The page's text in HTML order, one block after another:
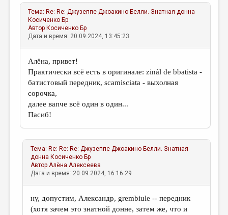
Тема: Re: Re: Джузеппе Джоакино Белли. Знатная донна
Косиченко Бр
Автор Косиченко Бр
Дата и время: 20.09.2024, 13:45:23
Алёна, привет!
Практически всё есть в оригинале: zinàl de bbatista -
батистовый передник, scamisciata - выхолная
сорочка,
далее вапче всё один в один...
Пасиб!
Тема: Re: Re: Re: Джузеппе Джоакино Белли. Знатная
донна Косиченко Бр
АвторАлёна Алексеева
Дата и время: 20.09.2024, 16:16:29
ну, допустим, Александр, grembiule -- передник
(хотя зачем это знатной донне, затем же, что и